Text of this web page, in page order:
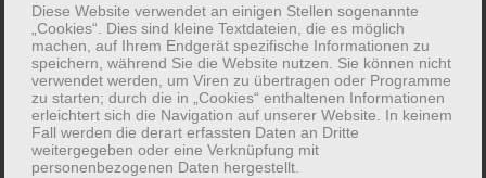
Bitte denken Sie an wetterfeste Kleidung und
Sonnenschutz!
(Diese Bildungsveranstaltung ist dem
Diese Website verwendet an einigen Stellen sogenannte
„Cookies“. Dies sind kleine Textdateien, die es möglich
machen, auf Ihrem Endgerät spezifische Informationen zu
speichern, während Sie die Website nutzen. Sie können nicht
verwendet werden, um Viren zu übertragen oder Programme
zu starten; durch die in „Cookies“ enthaltenen Informationen
erleichtert sich die Navigation auf unserer Website. In keinem
Fall werden die derart erfassten Daten an Dritte
weitergegeben oder eine Verknüpfung mit
personenbezogenen Daten hergestellt.